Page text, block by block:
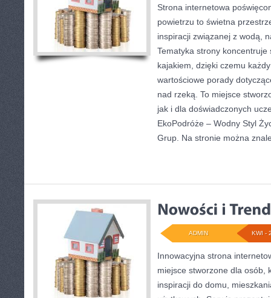
Strona internetowa
powietrzu to świetna
inspiracji związanej z wodą,
Tematyka strony koncentruje
kajakiem, dzięki czemu
wartościowe porady
nad rzeką. To miejsce
jak i dla doświadczonych
EkoPodróże – Wodny Styl
Grup. Na stronie można
KWI -
ADMIN
Innowacyjna strona
miejsce stworzone dla osób,
inspiracji do domu,